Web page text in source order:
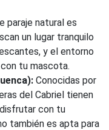
paraje natural es
un lugar tranquilo
y el entorno
tu mascota.
Conocidas por
del Cabriel tienen
con tu
también es apta para